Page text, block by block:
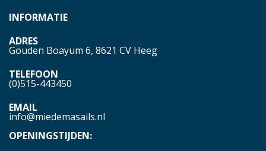
INFORMATIE
ADRES
Gouden Boayum 6, 8621 CV Heeg
TELEFOON
(0)515-443450
EMAIL
info@miedemasails.nl
OPENINGSTIJDEN: